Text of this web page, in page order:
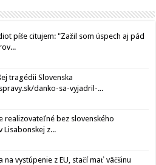
píše citujem: "Zažil som úspech aj pád
tragédii Slovenska
danko-sa-vyjadril-...
realizovateľné bez slovenského
z...
na vystúpenie z EU, stačí mať väčšinu